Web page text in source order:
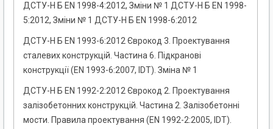
ДСТУ-Н Б EN 1998-4:2012, Зміни № 1 ДСТУ-Н Б EN 1998-
5:2012, Зміни № 1 ДСТУ-Н Б EN 1998-6:2012
ДСТУ-Н Б EN 1993-6:2012 Єврокод 3. Проектування
сталевих конструкцій. Частина 6. Підкранові
конструкції (EN 1993-6:2007, IDT). Зміна № 1
ДСТУ-Н Б EN 1992-2:2012 Єврокод 2. Проектування
залізобетонних конструкцій. Частина 2. Залізобетонні
мости. Правила проектування (EN 1992-2:2005, IDT).